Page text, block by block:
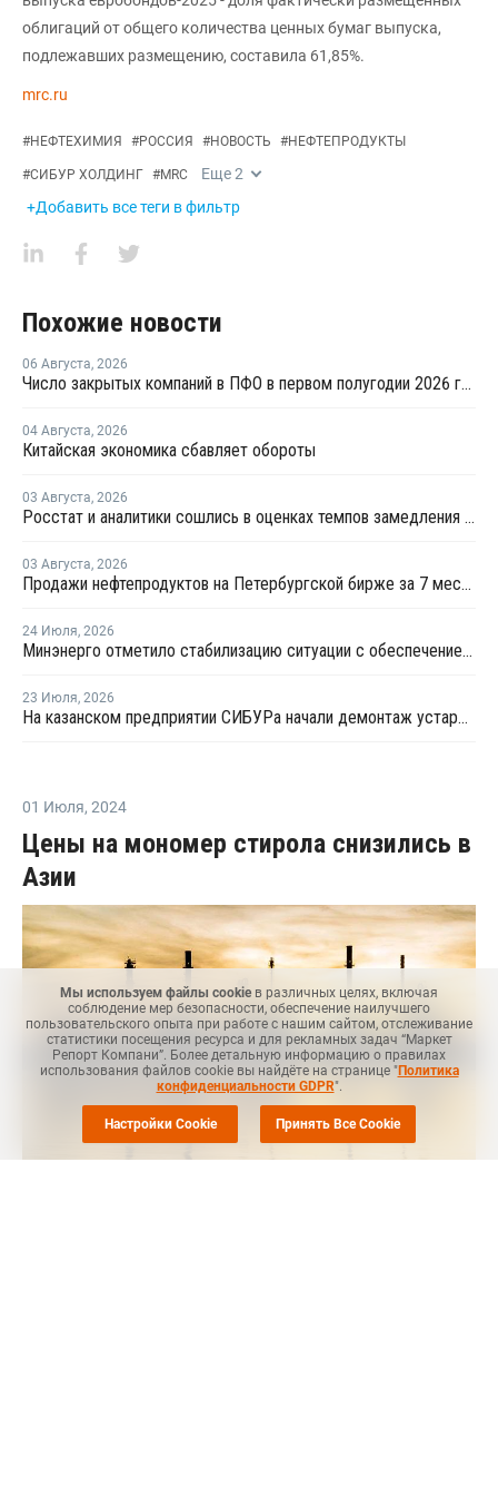
облигаций от общего количества ценных бумаг выпуска,
подлежавших размещению, составила 61,85%.
mrc.ru
#НЕФТЕХИМИЯ #РОССИЯ #НОВОСТЬ #НЕФТЕПРОДУКТЫ
#СИБУР ХОЛДИНГ #MRC Еще2
+Добавить все теги в фильтр
Похожие новости
06 Августа, 2026
Число закрытых компаний в ПФО в первом полугодии 2026 года вдвое превысило число новых
04 Августа, 2026
Китайская экономика сбавляет обороты
03 Августа, 2026
Росстат и аналитики сошлись в оценках темпов замедления экономики
03 Августа, 2026
Продажи нефтепродуктов на Петербургской бирже за 7 месяцев снизились на 11,2%, в июле – на 35,6%
24 Июля, 2026
Минэнерго отметило стабилизацию ситуации с обеспечением топливом в ряде регионов
23 Июля, 2026
На казанском предприятии СИБУРа начали демонтаж устаревшего производства этилена
01 Июля, 2024
Цены на мономер стирола снизились в
Азии
Мы используем файлы cookieв различных целях, включая
соблюдение мер безопасности, обеспечение наилучшего
пользовательского опыта при работе с нашим сайтом, отслеживание
статистики посещения ресурса и для рекламных задач “Маркет
Репорт Компани”. Более детальную информацию о правилах
использования файлов cookie вы найдёте на странице "Политика
конфиденциальности GDPR".
Настройки Cookie Принять Все Cookie